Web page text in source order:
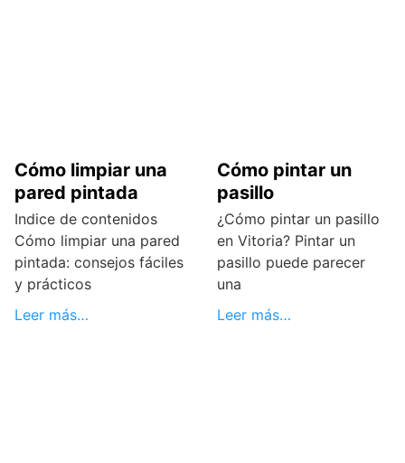
Cómo limpiar una
pared pintada
Indice de contenidos
Cómo limpiar una pared
pintada: consejos fáciles
y prácticos
Leer más…
Cómo pintar un
pasillo
¿Cómo pintar un pasillo
en Vitoria? Pintar un
pasillo puede parecer
una
Leer más…